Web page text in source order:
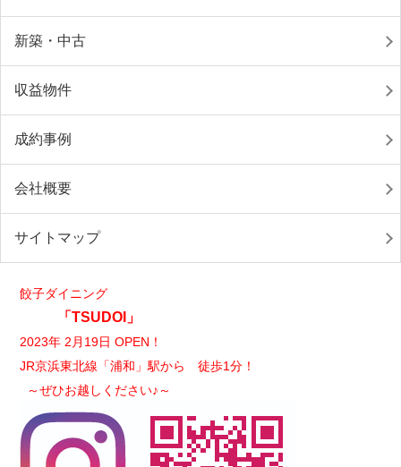
新築・中古
収益物件
成約事例
会社概要
サイトマップ
餃子ダイニング
「TSUDOI」
2023年 2月19日 OPEN！
JR京浜東北線「浦和」駅から 徒歩1分！
～ぜひお越しください♪～